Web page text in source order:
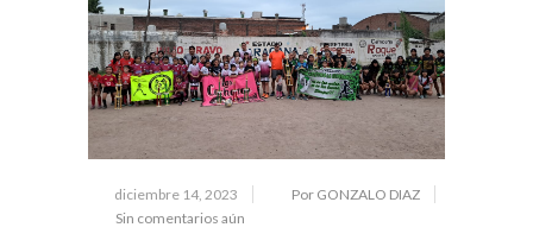
diciembre 14, 2023
Por GONZALO DIAZ
Sin comentarios aún